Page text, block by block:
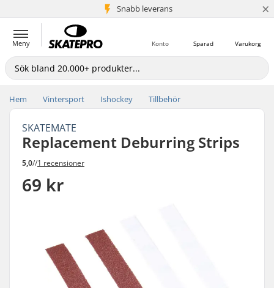
Snabb leverans
5+ milj. kunder ×
Meny Varukorg
Sparad
Konto
Hem Vintersport Ishockey Tillbehör
SKATEMATE
Replacement Deburring Strips
5,0//1 recensioner
69 kr